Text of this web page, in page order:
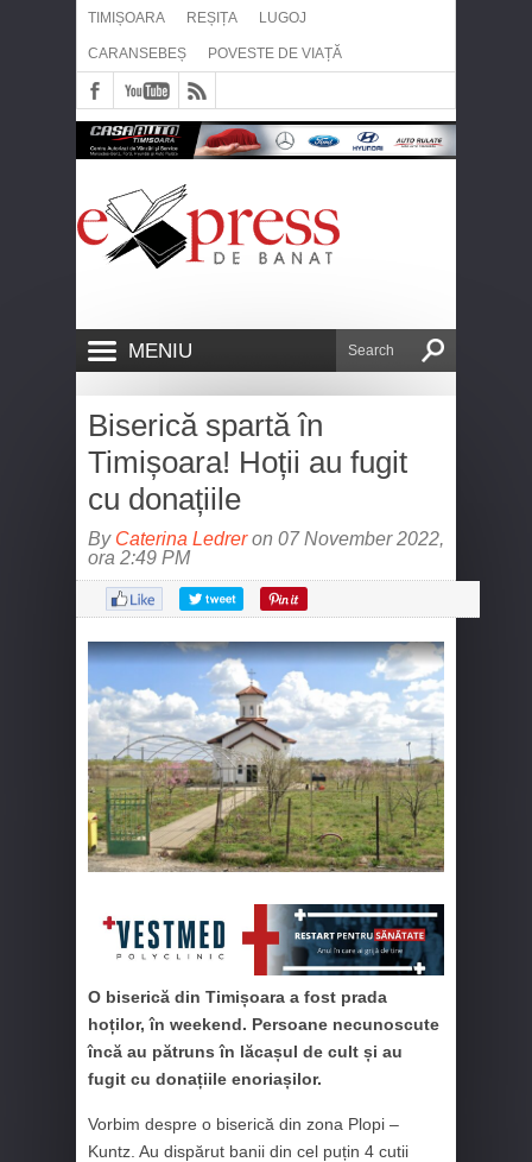
TIMIȘOARA REȘIȚA LUGOJ
CARANSEBEȘ POVESTE DE VIAȚĂ
MENIU
Biserică spartă în
Timișoara! Hoții au fugit
cu donațiile
By Caterina Ledreron 07 November 2022,
ora 2:49 PM
O biserică din Timișoara a fost prada
hoților, în weekend. Persoane necunoscute
încă au pătruns în lăcașul de cult și au
fugit cu donațiile enoriașilor.
Vorbim despre o biserică din zona Plopi –
Kuntz. Au dispărut banii din cel puțin 4 cutii